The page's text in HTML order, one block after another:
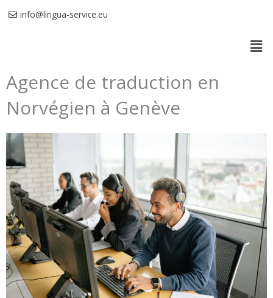
info@lingua-service.eu
Agence de traduction en
Norvégien à Genève